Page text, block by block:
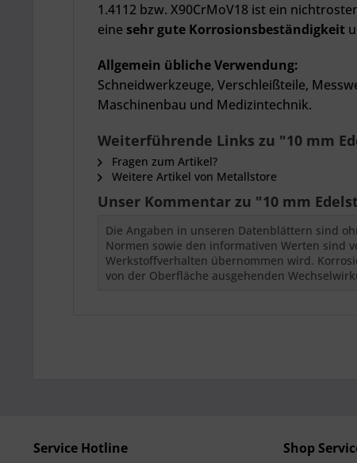
1.4112 bzw. X90CrMoV18 ist ein
eine sehr gute Korrosionsbeständigkeit
Allgemein übliche Verwendung:
Schneidwerkzeuge, Verschleißteile,
Maschinenbau und Medizintechnik.
Weiterführende Links zu "10 mm
Fragen zum Artikel?
Weitere Artikel von Metallstore
Unser Kommentar zu "10 mm
Die Angaben in unseren Datenblättern sind
Normen sowie den informativen Werten sind
Werkstoffverhalten übernommen wird.
von der Oberfläche ausgehenden
Service Hotline Shop